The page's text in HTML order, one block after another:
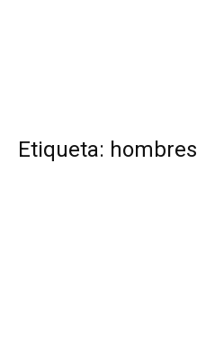
Etiqueta: hombres